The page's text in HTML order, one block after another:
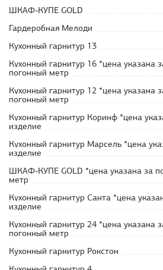
ШКАФ-КУПЕ GOLD
Гардеробная Мелоди
Кухонный гарнитур 13
Кухонный гарнитур 16 *цена указана
погонный метр
Кухонный гарнитур 12 *цена указана
погонный метр
Кухонный гарнитур Коринф *цена
изделие
Кухонный гарнитур Марсель *цена
изделие
ШКАФ-КУПЕ GOLD *цена указана за
метр
Кухонный гарнитур Санта *цена
изделие
Кухонный гарнитур 24 *цена указана
погонный метр
Кухонный гарнитур Рокстон